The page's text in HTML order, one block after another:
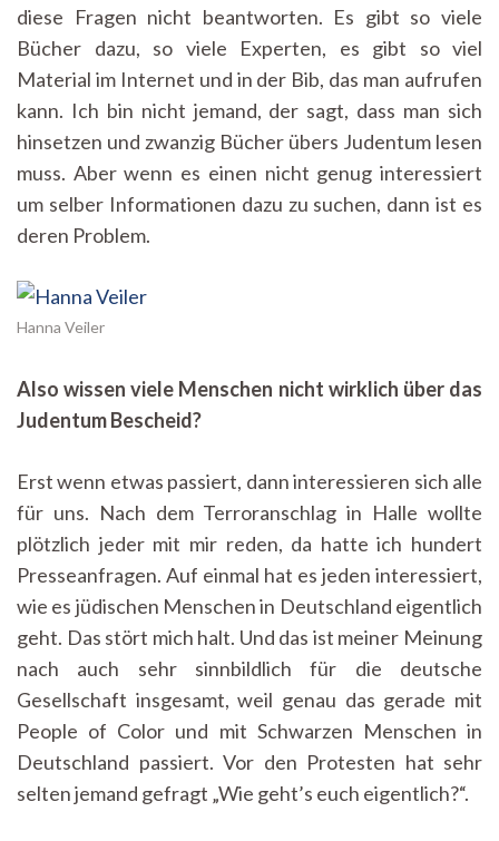
diese Fragen nicht beantworten. Es gibt so viele
Bücher dazu, so viele Experten, es gibt so viel
Material im Internet und in der Bib, das man aufrufen
kann. Ich bin nicht jemand, der sagt, dass man sich
hinsetzen und zwanzig Bücher übers Judentum lesen
muss. Aber wenn es einen nicht genug interessiert
um selber Informationen dazu zu suchen, dann ist es
deren Problem.
Hanna Veiler
Also wissen viele Menschen nicht wirklich über das
Judentum Bescheid?
Erst wenn etwas passiert, dann interessieren sich alle
für uns. Nach dem Terroranschlag in Halle wollte
plötzlich jeder mit mir reden, da hatte ich hundert
Presseanfragen. Auf einmal hat es jeden interessiert,
wie es jüdischen Menschen in Deutschland eigentlich
geht. Das stört mich halt. Und das ist meiner Meinung
nach auch sehr sinnbildlich für die deutsche
Gesellschaft insgesamt, weil genau das gerade mit
People of Color und mit Schwarzen Menschen in
Deutschland passiert. Vor den Protesten hat sehr
selten jemand gefragt „Wie geht’s euch eigentlich?“.